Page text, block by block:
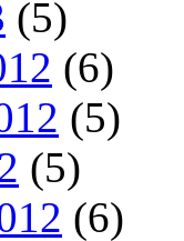
(5)
(6)
(5)
(5)
(6)